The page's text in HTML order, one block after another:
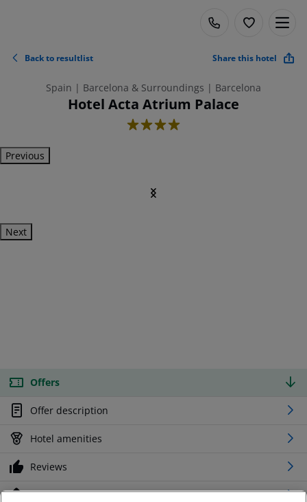
Back to resultlist Share this hotel
Spain | Barcelona & Surroundings | Barcelona
Hotel Acta Atrium Palace
4
Previous
Next
Offers
Offer description
Hotel amenities
Reviews
Location